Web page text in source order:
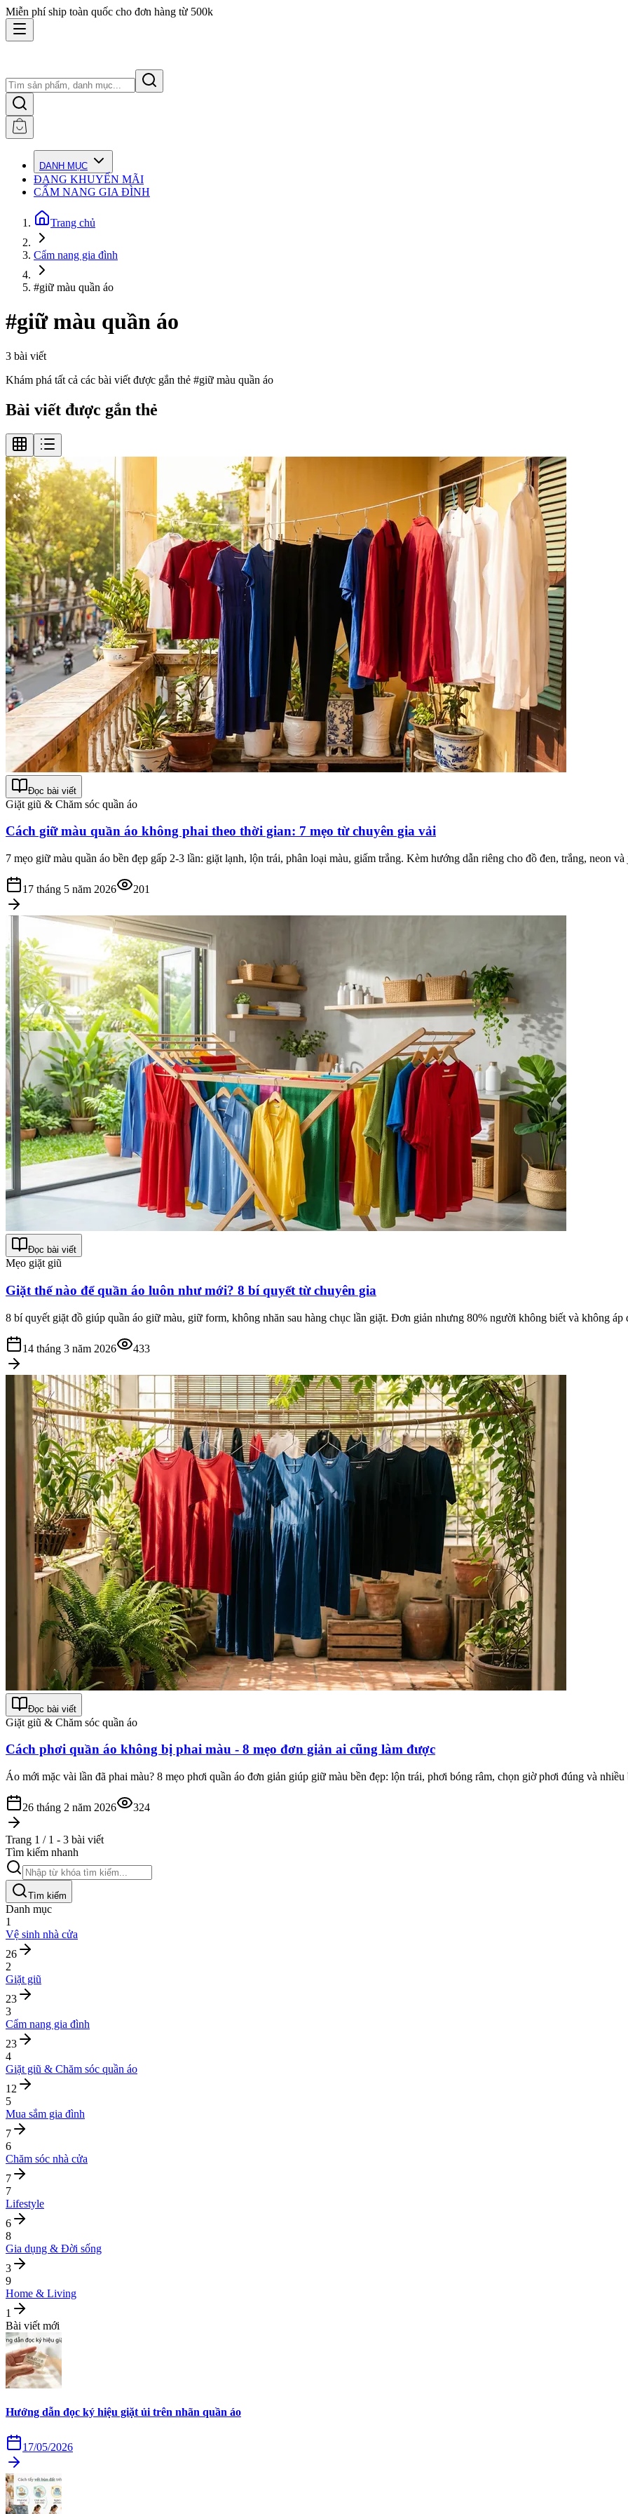
Miễn phí ship toàn quốc cho đơn hàng từ 500k
DANH MỤC
ĐANG KHUYẾN MÃI
CẨM NANG GIA ĐÌNH
Trang chủ
Cẩm nang gia đình
#giữ màu quần áo
#giữ màu quần áo
3 bài viết
Khám phá tất cả các bài viết được gắn thẻ #giữ màu quần áo
Bài viết được gắn thẻ
Đọc bài viết
Giặt giũ & Chăm sóc quần áo
Cách giữ màu quần áo không phai theo thời gian: 7 mẹo từ chuyên gia vải
7 mẹo giữ màu quần áo bền đẹp gấp 2-3 lần: giặt lạnh, lộn trái, phân loại màu, giấm trắng. Kèm hướng dẫn riêng cho đồ đen, trắng, neon và
17 tháng 5 năm 2026 201
Đọc bài viết
Mẹo giặt giũ
Giặt thế nào để quần áo luôn như mới? 8 bí quyết từ chuyên gia
8 bí quyết giặt đồ giúp quần áo giữ màu, giữ form, không nhăn sau hàng chục lần giặt. Đơn giản nhưng 80% người không biết và không áp
14 tháng 3 năm 2026 433
Đọc bài viết
Giặt giũ & Chăm sóc quần áo
Cách phơi quần áo không bị phai màu - 8 mẹo đơn giản ai cũng làm được
Áo mới mặc vài lần đã phai màu? 8 mẹo phơi quần áo đơn giản giúp giữ màu bền đẹp: lộn trái, phơi bóng râm, chọn giờ phơi đúng và
26 tháng 2 năm 2026 324
Trang 1 / 1 - 3 bài viết
Tìm kiếm nhanh
Tìm kiếm
Danh mục
1
Vệ sinh nhà cửa
26
2
Giặt giũ
23
3
Cẩm nang gia đình
23
4
Giặt giũ & Chăm sóc quần áo
12
5
Mua sắm gia đình
7
6
Chăm sóc nhà cửa
7
7
Lifestyle
6
8
Gia dụng & Đời sống
3
9
Home & Living
1
Bài viết mới
Hướng dẫn đọc ký hiệu giặt ủi trên nhãn quần áo
17/05/2026